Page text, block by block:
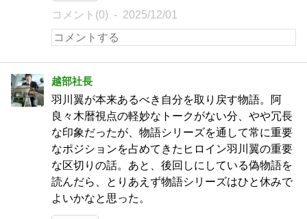
コメント(0) 2025/12/01
越部社長
羽川翼が本来あるべき自分を取り戻す物語。阿
良々木暦視点の軽妙なトークがない分、やや冗長
な印象だったが、物語シリーズを通して常に重要
なポジションを占めてきたヒロイン羽川翼の重要
な区切りの話。あと、後回しにしている偽物語を
読んだら、とりあえず物語シリーズはひと休みで
よいかなと思った。